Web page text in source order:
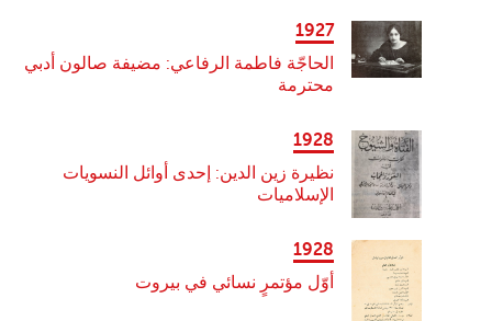
1927
الحاجّة فاطمة الرفاعي: مضيفة صالون أدبي
محترمة
1928
نظيرة زين الدين: إحدى أوائل النسويات
الإسلاميات
1928
أوّل مؤتمرٍ نسائي في بيروت